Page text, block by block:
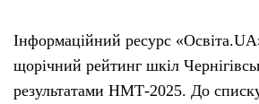
Інформаційний ресурс
щорічний рейтинг шкіл
результатами НМТ-2025. До